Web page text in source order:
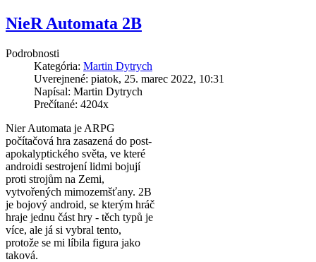
NieR Automata 2B
Podrobnosti
Kategória: Martin Dytrych
Uverejnené: piatok, 25. marec 2022, 10:31
Napísal: Martin Dytrych
Prečítané: 4204x
Nier Automata je ARPG
počítačová hra zasazená do post-
apokalyptického světa, ve které
androidi sestrojení lidmi bojují
proti strojům na Zemi,
vytvořených mimozemšťany. 2B
je bojový android, se kterým hráč
hraje jednu část hry - těch typů je
více, ale já si vybral tento,
protože se mi líbila figura jako
taková.